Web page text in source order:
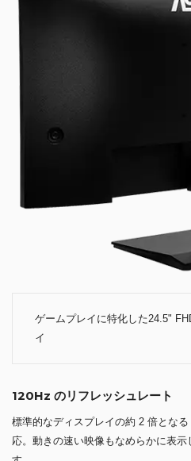
ゲームプレイに特化した24.5"
イ
120Hz のリフレッシュレート
標準的なディスプレイの約 2 倍とな
応。動きの速い映像もなめらかに表